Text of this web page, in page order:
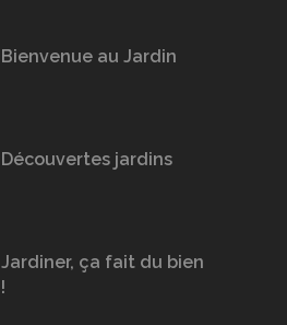
Bienvenue au Jardin
Découvertes jardins
Jardiner, ça fait du bien
!